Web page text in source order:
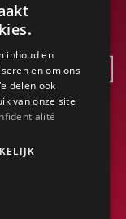
Doornik
DUTCH
inhoud en
en om ons
delen ook
van onze site